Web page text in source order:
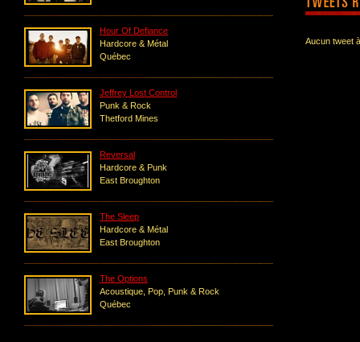
Hour Of Defiance
Hardcore & Métal
Québec
Jeffrey Lost Control
Punk & Rock
Thetford Mines
Reversal
Hardcore & Punk
East Broughton
The Sleep
Hardcore & Métal
East Broughton
The Options
Acoustique, Pop, Punk & Rock
Québec
Aucun tweet